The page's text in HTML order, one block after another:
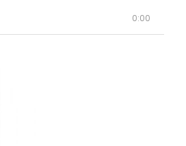
0:00